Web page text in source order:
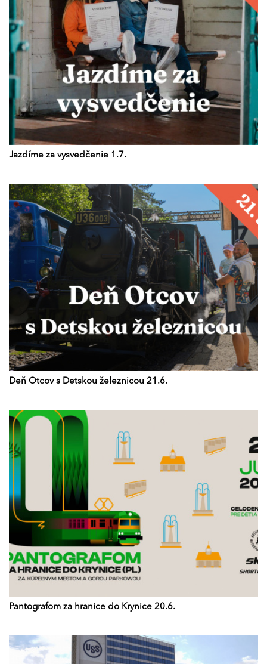
Jazdíme za vysvedčenie 1.7.
Deň Otcov s Detskou železnicou 21.6.
Pantografom za hranice do Krynice 20.6.